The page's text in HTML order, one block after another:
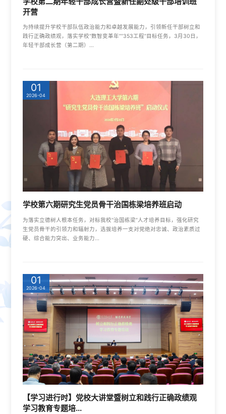
开营
为持续提升学校干部队伍政治能力和卓越发展能力，引领新任干部树立和
践行正确政绩观，落实学校“数智变革年”“353工程”目标任务，3月30日，
年轻干部成长营（第二期）...
01
2026-04
学校第六期研究生党员骨干治国栋梁培养班启动
为落实立德树人根本任务，对标我校“治国栋梁”人才培养目标，强化研究
生党员骨干的引领力和辐射力，选拔培养一支对党绝对忠诚、政治素质过
硬、综合能力突出、业务能力...
01
2026-04
【学习进行时】党校大讲堂暨树立和践行正确政绩观
学习教育专题培...